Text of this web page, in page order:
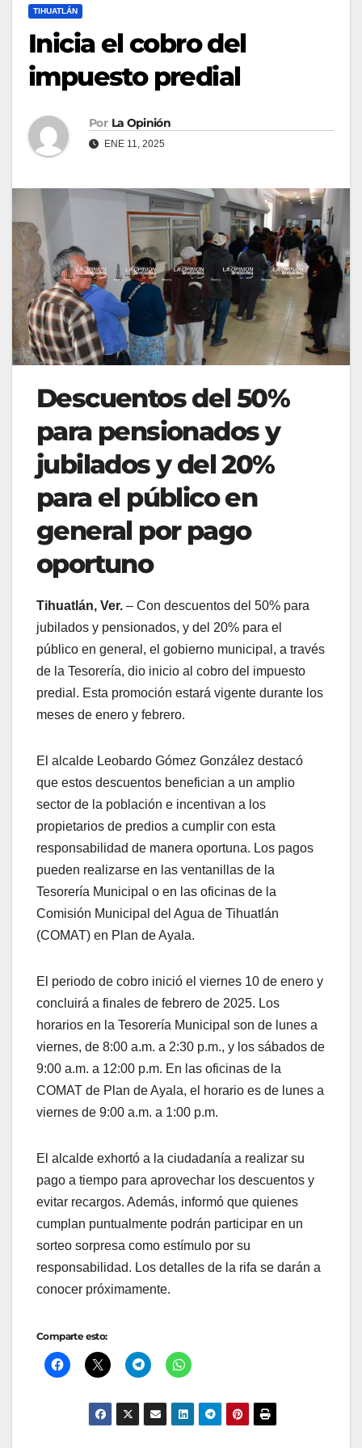
TIHUATLÁN
Inicia el cobro del
impuesto predial
Por La Opinión
ENE 11, 2025
Descuentos del 50%
para pensionados y
jubilados y del 20%
para el público en
general por pago
oportuno
Tihuatlán, Ver. – Con descuentos del 50% para
jubilados y pensionados, y del 20% para el
público en general, el gobierno municipal, a través
de la Tesorería, dio inicio al cobro del impuesto
predial. Esta promoción estará vigente durante los
meses de enero y febrero.
El alcalde Leobardo Gómez González destacó
que estos descuentos benefician a un amplio
sector de la población e incentivan a los
propietarios de predios a cumplir con esta
responsabilidad de manera oportuna. Los pagos
pueden realizarse en las ventanillas de la
Tesorería Municipal o en las oficinas de la
Comisión Municipal del Agua de Tihuatlán
(COMAT) en Plan de Ayala.
El periodo de cobro inició el viernes 10 de enero y
concluirá a finales de febrero de 2025. Los
horarios en la Tesorería Municipal son de lunes a
viernes, de 8:00 a.m. a 2:30 p.m., y los sábados de
9:00 a.m. a 12:00 p.m. En las oficinas de la
COMAT de Plan de Ayala, el horario es de lunes a
viernes de 9:00 a.m. a 1:00 p.m.
El alcalde exhortó a la ciudadanía a realizar su
pago a tiempo para aprovechar los descuentos y
evitar recargos. Además, informó que quienes
cumplan puntualmente podrán participar en un
sorteo sorpresa como estímulo por su
responsabilidad. Los detalles de la rifa se darán a
conocer próximamente.
Comparte esto: